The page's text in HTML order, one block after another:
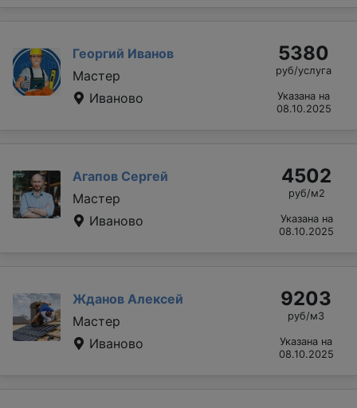
Георгий Иванов
Мастер
Иваново
5380
руб/услуга
Указана на
08.10.2025
Агапов Сергей
Мастер
Иваново
4502
руб/м2
Указана на
08.10.2025
Жданов Алексей
Мастер
Иваново
9203
руб/м3
Указана на
08.10.2025